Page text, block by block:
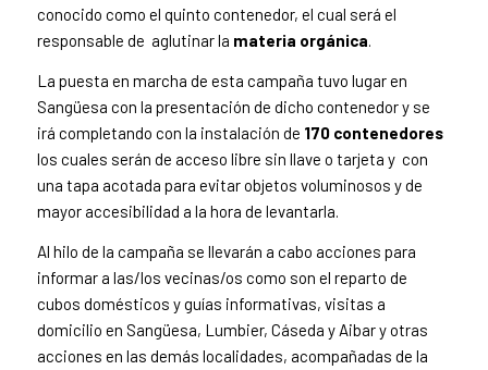
conocido como el quinto contenedor, el cual será el
responsable de aglutinar la materia orgánica.
La puesta en marcha de esta campaña tuvo lugar en
Sangüesa con la presentación de dicho contenedor y se
irá completando con la instalación de 170 contenedores
los cuales serán de acceso libre sin llave o tarjeta y con
una tapa acotada para evitar objetos voluminosos y de
mayor accesibilidad a la hora de levantarla.
Al hilo de la campaña se llevarán a cabo acciones para
informar a las/los vecinas/os como son el reparto de
cubos domésticos y guías informativas, visitas a
domicilio en Sangüesa, Lumbier, Cáseda y Aibar y otras
acciones en las demás localidades, acompañadas de la